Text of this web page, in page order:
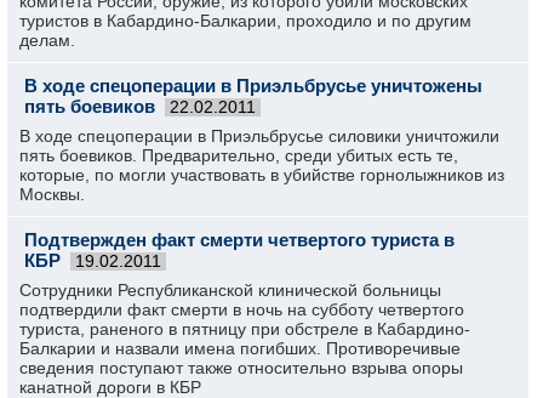
туристов в Кабардино-Балкарии, проходило и по другим
делам.
В ходе спецоперации в Приэльбрусье уничтожены
пять боевиков
22.02.2011
В ходе спецоперации в Приэльбрусье силовики уничтожили
пять боевиков. Предварительно, среди убитых есть те,
которые, по могли участвовать в убийстве горнолыжников из
Москвы.
Подтвержден факт смерти четвертого туриста в
КБР
19.02.2011
Сотрудники Республиканской клинической больницы
подтвердили факт смерти в ночь на субботу четвертого
туриста, раненого в пятницу при обстреле в Кабардино-
Балкарии и назвали имена погибших. Противоречивые
сведения поступают также относительно взрыва опоры
канатной дороги в КБР